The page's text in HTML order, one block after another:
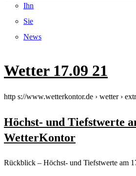
Ihn
Sie
News
Wetter 17.09 21
http s://www.wetterkontor.de › wetter ›
Höchst- und Tiefstwerte
WetterKontor
Rückblick – Höchst- und Tiefstwerte am